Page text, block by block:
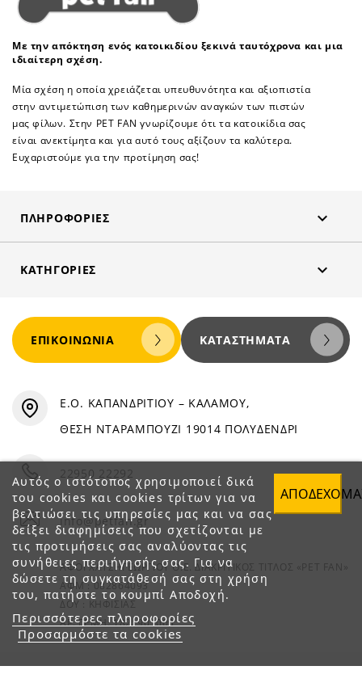
Με την απόκτηση ενός κατοικιδίου ξεκινά ταυτόχρονα και μια
ιδιαίτερη σχέση.
Μία σχέση η οποία χρειάζεται υπευθυνότητα και αξιοπιστία
στην αντιμετώπιση των καθημερινών αναγκών των πιστών
μας φίλων. Στην PET FAN γνωρίζουμε ότι τα κατοικίδια σας
είναι ανεκτίμητα και για αυτό τους αξίζουν τα καλύτερα.
Ευχαριστούμε για την προτίμηση σας!
ΠΛΗΡΟΦΟΡΊΕΣ 
ΚΑΤΗΓΟΡΊΕΣ 
Αυτός ο ιστότοπος χρησιμοποιεί δικά
του cookies και cookies τρίτων για να
βελτιώσει τις υπηρεσίες μας και να σας
δείξει διαφημίσεις που σχετίζονται με
τις προτιμήσεις σας αναλύοντας τις
συνήθειες περιήγησής σας. Για να
δώσετε τη συγκατάθεσή σας στη χρήση
του, πατήστε το κουμπί Αποδοχή.
Περισσότερες πληροφορίες
Προσαρμόστε τα cookies
ΕΠΙΚΟΙΝΩΝΊΑ ΚΑΤΑΣΤΉΜΑΤΑ
Ε.Ο. ΚΑΠΑΝΔΡΙΤΙΟΥ – ΚΑΛΑΜΟΥ,
ΘΕΣΗ ΝΤΑΡΑΜΠΟΥΖΙ 19014 ΠΟΛΥΔΕΝΔΡΙ
22950 22292
info@petfan.gr
ΑΦΟΙ ΧΑΤΖΗΓΕΩΡΓΙΟΥ Ο.Ε. ΔΙΑΚΡΙΤΙΚΟΣ ΤΙΤΛΟΣ «PET FAN»
ΑΦΜ : 082864093
ΔΟΥ : ΚΗΦΙΣΙΑΣ
ΑΡ. ΓΕΜΗ: 1821901000